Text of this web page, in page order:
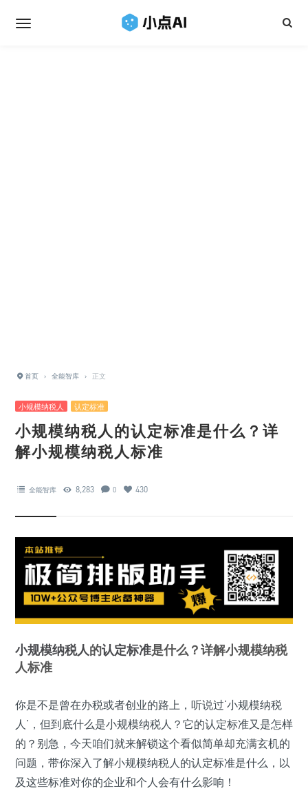
首页 › 全能智库 › 正文
小规模纳税人 认定标准
小规模纳税人的认定标准是什么？详
解小规模纳税人标准
全能智库 8,283 0 430
小规模纳税人的认定标准是什么？详解小规模纳税
人标准
你是不是曾在办税或者创业的路上，听说过‘小规模纳税
人’，但到底什么是小规模纳税人？它的认定标准又是怎样
的？别急，今天咱们就来解锁这个看似简单却充满玄机的
问题，带你深入了解小规模纳税人的认定标准是什么，以
及这些标准对你的企业和个人会有什么影响！